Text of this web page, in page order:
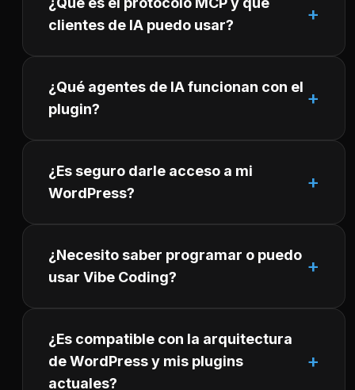
clientes de IA puedo usar?
¿Qué agentes de IA funcionan con el
plugin?
¿Es seguro darle acceso a mi
WordPress?
¿Necesito saber programar o puedo
usar Vibe Coding?
¿Es compatible con la arquitectura
de WordPress y mis plugins
actuales?